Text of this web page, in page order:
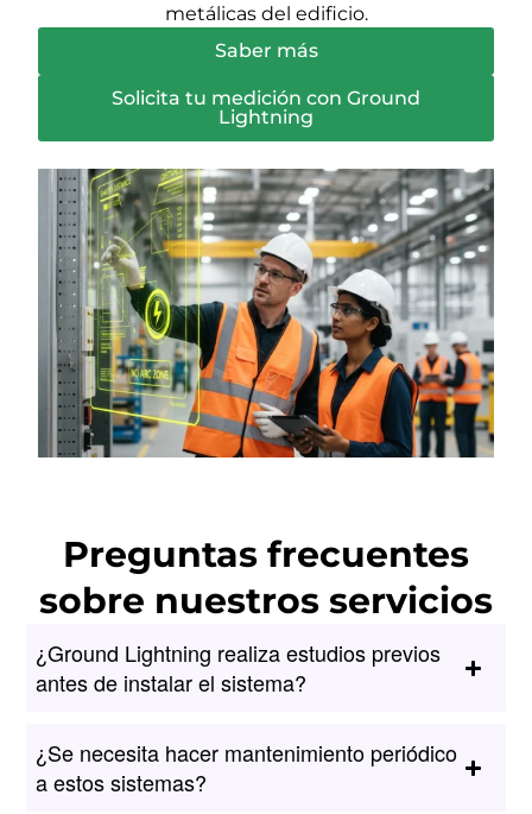
metálicas del edificio.
Saber más
Solicita tu medición con Ground
Lightning
Preguntas frecuentes
sobre nuestros servicios
¿Ground Lightning realiza estudios previos
antes de instalar el sistema?
¿Se necesita hacer mantenimiento periódico
a estos sistemas?